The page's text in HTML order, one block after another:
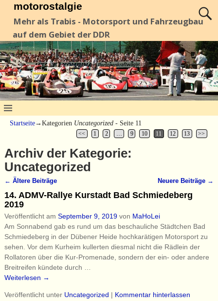
motorostalgie
Mehr als Trabis - Motorsport und Fahrzeugbau
auf dem Gebiet der DDR
Startseite→Kategorien Uncategorized - Seite 11
<< 1 2 … 9 10 11 12 13 >>
Archiv der Kategorie:
Uncategorized
Artikelnavigation
← Ältere Beiträge Neuere Beiträge →
14. ADMV-Rallye Kurstadt Bad Schmiedeberg
2019
Veröffentlicht am September 9, 2019 von MaHoLei
Am Sonnabend gab es rund um das beschauliche Städtchen Bad
Schmiedeberg in der Dübener Heide hochkarätigen Motorsport zu
sehen. Vor dem Kurheim kullerten diesmal nicht die Rädlein der
Rollatoren über die Kur-Promenade, sondern der ein- oder andere
Breitreifen kündete durch
Weiterlesen →
Veröffentlicht unter Uncategorized | Kommentar hinterlassen